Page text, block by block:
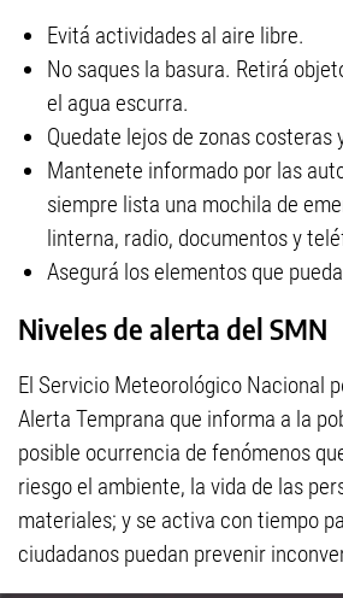
Evitá actividades al aire libre.
No saques la basura. Retirá
el agua escurra.
Quedate lejos de zonas costeras
Mantenete informado por las
siempre lista una mochila de
linterna, radio, documentos y
Asegurá los elementos que
Niveles de alerta del SMN
El Servicio Meteorológico Nacional
Alerta Temprana que informa a la
posible ocurrencia de fenómenos
riesgo el ambiente, la vida de las
materiales; y se activa con tiempo
ciudadanos puedan prevenir